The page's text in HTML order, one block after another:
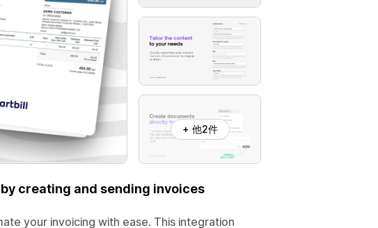
+ 他2件
creating and sending invoices
your invoicing with ease. This integration